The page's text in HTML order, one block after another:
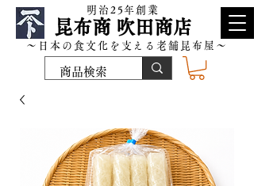
昆布商 吹田商店
​明治25年創業
～日本の食文化を支える老舗昆布屋～